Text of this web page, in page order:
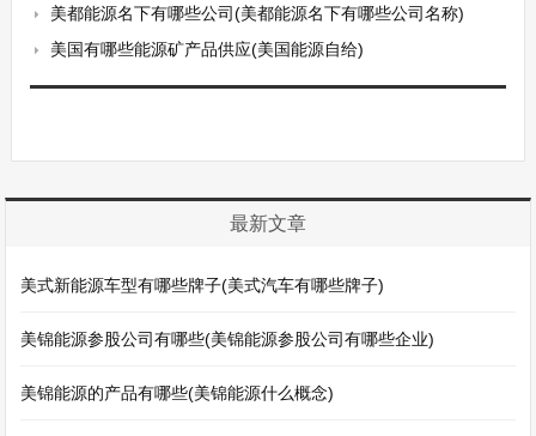
美都能源名下有哪些公司(美都能源名下有哪些公司名称)
美国有哪些能源矿产品供应(美国能源自给)
最新文章
美式新能源车型有哪些牌子(美式汽车有哪些牌子)
美锦能源参股公司有哪些(美锦能源参股公司有哪些企业)
美锦能源的产品有哪些(美锦能源什么概念)